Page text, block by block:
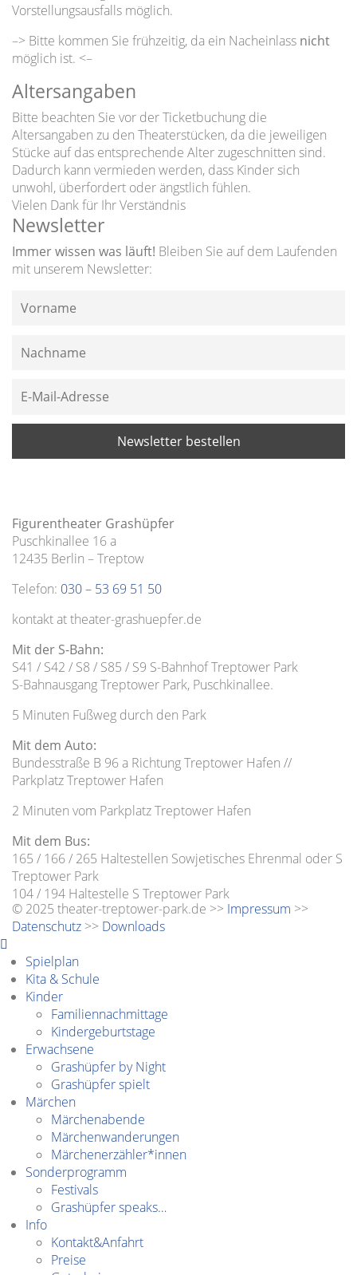
Vorstellungsausfalls möglich.
–> Bitte kommen Sie frühzeitig, da ein Nacheinlass nicht
möglich ist. <–
Altersangaben
Bitte beachten Sie vor der Ticketbuchung die
Altersangaben zu den Theaterstücken, da die jeweiligen
Stücke auf das entsprechende Alter zugeschnitten sind.
Dadurch kann vermieden werden, dass Kinder sich
unwohl, überfordert oder ängstlich fühlen.
Vielen Dank für Ihr Verständnis
Newsletter
Immer wissen was läuft! Bleiben Sie auf dem Laufenden
mit unserem Newsletter:
Figurentheater Grashüpfer
Puschkinallee 16 a
12435 Berlin – Treptow
Telefon: 030 – 53 69 51 50
kontakt at theater-grashuepfer.de
Mit der S-Bahn:
S41 / S42 / S8 / S85 / S9 S-Bahnhof Treptower Park
S-Bahnausgang Treptower Park, Puschkinallee.
5 Minuten Fußweg durch den Park
Mit dem Auto:
Bundesstraße B 96 a Richtung Treptower Hafen //
Parkplatz Treptower Hafen
2 Minuten vom Parkplatz Treptower Hafen
Mit dem Bus:
165 / 166 / 265 Haltestellen Sowjetisches Ehrenmal oder S
Treptower Park
104 / 194 Haltestelle S Treptower Park
© 2025 theater-treptower-park.de >> Impressum >>
Datenschutz >> Downloads
Spielplan
Kita & Schule
Kinder
Familiennachmittage
Kindergeburtstage
Erwachsene
Grashüpfer by Night
Grashüpfer spielt
Märchen
Märchenabende
Märchenwanderungen
Märchenerzähler*innen
Sonderprogramm
Festivals
Grashüpfer speaks…
Info
Kontakt&Anfahrt
Preise